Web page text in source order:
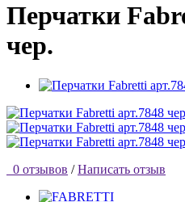
Перчатки
чер.
0 отзывов / Написать отзыв